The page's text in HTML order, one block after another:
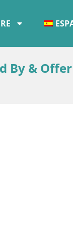
By & Offer